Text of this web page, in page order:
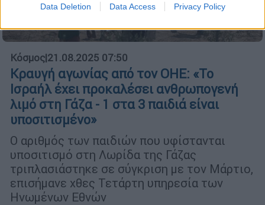
Data Deletion Data Access Privacy Policy
Κόσμος|21.08.2025 07:50
Κραυγή αγωνίας από τον ΟΗΕ: «Το
Ισραήλ έχει προκαλέσει ανθρωπογενή
λιμό στη Γάζα - 1 στα 3 παιδιά είναι
υποσιτισμένο»
Ο αριθμός των παιδιών που υφίστανται
υποσιτισμό στη Λωρίδα της Γάζας
τριπλασιάστηκε σε σύγκριση με τον Μάρτιο,
επισήμανε χθες Τετάρτη υπηρεσία των
Ηνωμένων Εθνών